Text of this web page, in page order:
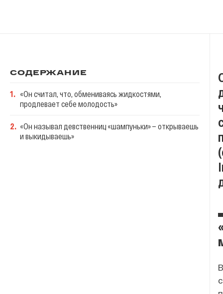
СОДЕРЖАНИЕ
1. «Он считал, что, обмениваясь жидкостями,
продлевает себе молодость»
2. «Он называл девственниц «шампуньки» — открываешь
и выкидываешь»